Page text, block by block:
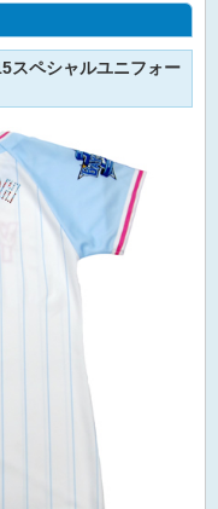
スペシャルユニフォー